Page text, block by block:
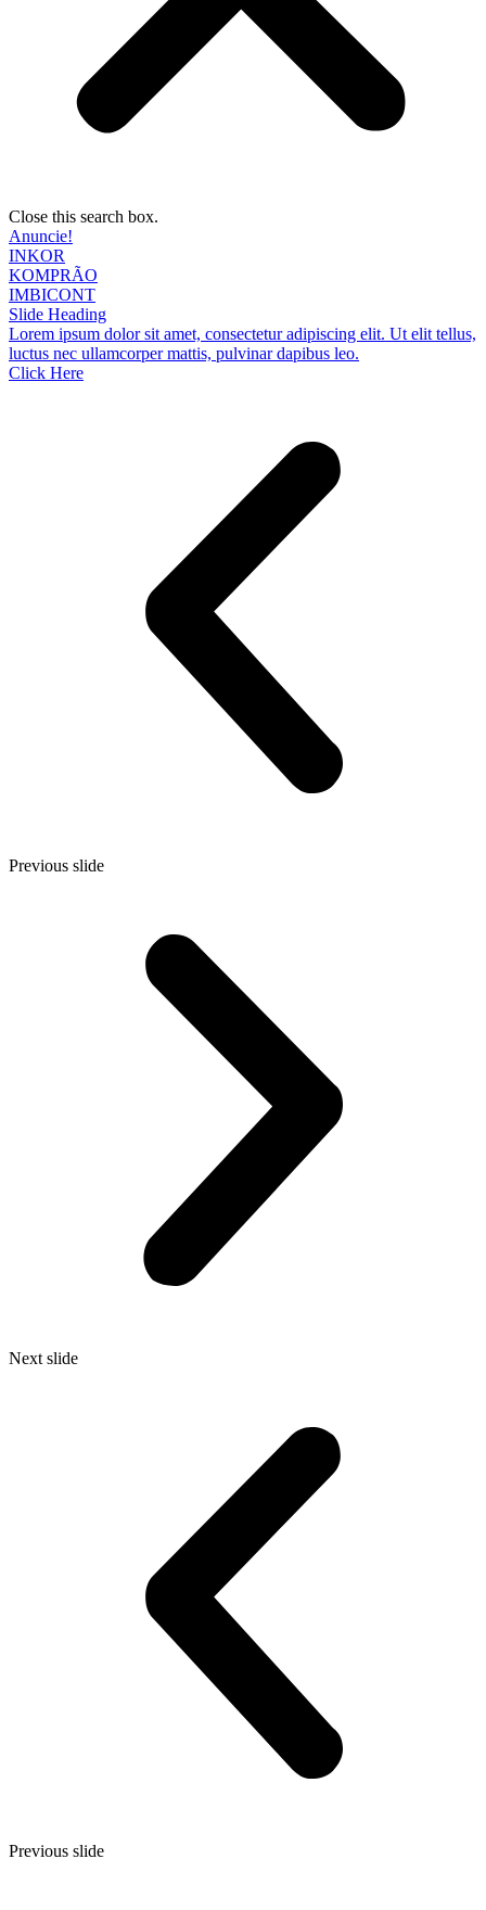
Close this search box.
Anuncie!
INKOR
KOMPRÃO
IMBICONT
Slide Heading
Lorem ipsum dolor sit amet, consectetur adipiscing elit. Ut elit tellus,
luctus nec ullamcorper mattis, pulvinar dapibus leo.
Click Here
Previous slide
Next slide
Previous slide